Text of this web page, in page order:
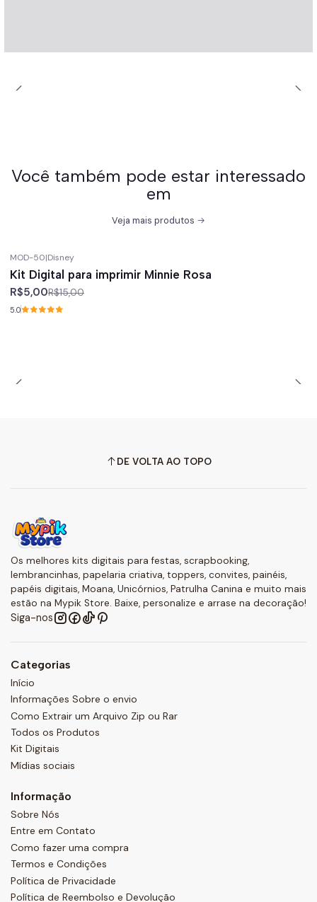
Você também pode estar interessado
em
Veja mais produtos
MOD-50|Disney
Kit Digital para imprimir Minnie Rosa
R$5,00R$15,00
5.0
DE VOLTA AO TOPO
Os melhores kits digitais para festas, scrapbooking,
lembrancinhas, papelaria criativa, toppers, convites, painéis,
papéis digitais, Moana, Unicórnios, Patrulha Canina e muito mais
estão na Mypik Store. Baixe, personalize e arrase na decoração!
Siga-nos
Categorias
Início
Informações Sobre o envio
Como Extrair um Arquivo Zip ou Rar
Todos os Produtos
Kit Digitais
Mídias sociais
Informação
Sobre Nós
Entre em Contato
Como fazer uma compra
Termos e Condições
Política de Privacidade
Política de Reembolso e Devolução